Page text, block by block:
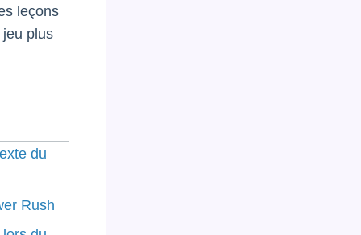
leçons
plus
du
Rush